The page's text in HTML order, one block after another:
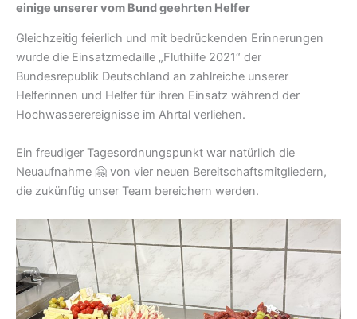
einige unserer vom Bund geehrten Helfer
Gleichzeitig feierlich und mit bedrückenden Erinnerungen
wurde die Einsatzmedaille „Fluthilfe 2021“ der
Bundesrepublik Deutschland an zahlreiche unserer
Helferinnen und Helfer für ihren Einsatz während der
Hochwasserereignisse im Ahrtal verliehen.
Ein freudiger Tagesordnungspunkt war natürlich die
Neuaufnahme 🤗 von vier neuen Bereitschaftsmitgliedern,
die zukünftig unser Team bereichern werden.